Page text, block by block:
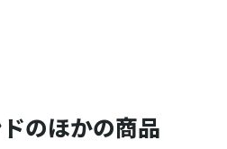
のほかの商品